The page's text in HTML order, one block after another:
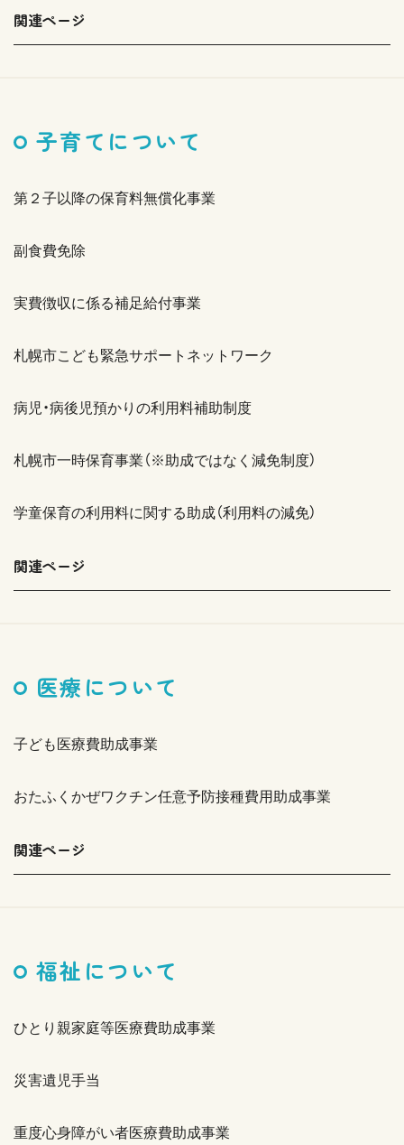
関連ページ
子育てについて
第２子以降の保育料無償化事業
副食費免除
実費徴収に係る補足給付事業
札幌市こども緊急サポートネットワーク
病児・病後児預かりの利用料補助制度
札幌市一時保育事業（※助成ではなく減免制度）
学童保育の利用料に関する助成（利用料の減免）
関連ページ
医療について
子ども医療費助成事業
おたふくかぜワクチン任意予防接種費用助成事業
関連ページ
福祉について
ひとり親家庭等医療費助成事業
災害遺児手当
重度心身障がい者医療費助成事業